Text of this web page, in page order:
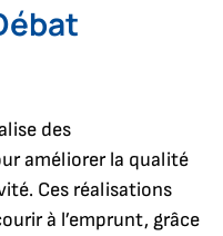
des
améliorer la qualité
Ces réalisations
à l’emprunt, grâce